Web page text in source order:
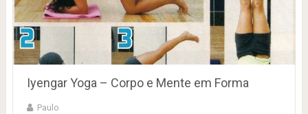
Iyengar Yoga – Corpo e Mente em Forma
Paulo